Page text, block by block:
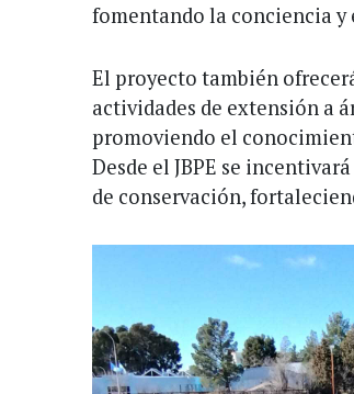
fomentando la conciencia
El proyecto también
actividades de extensión a
promoviendo el
Desde el JBPE se
de conservación,